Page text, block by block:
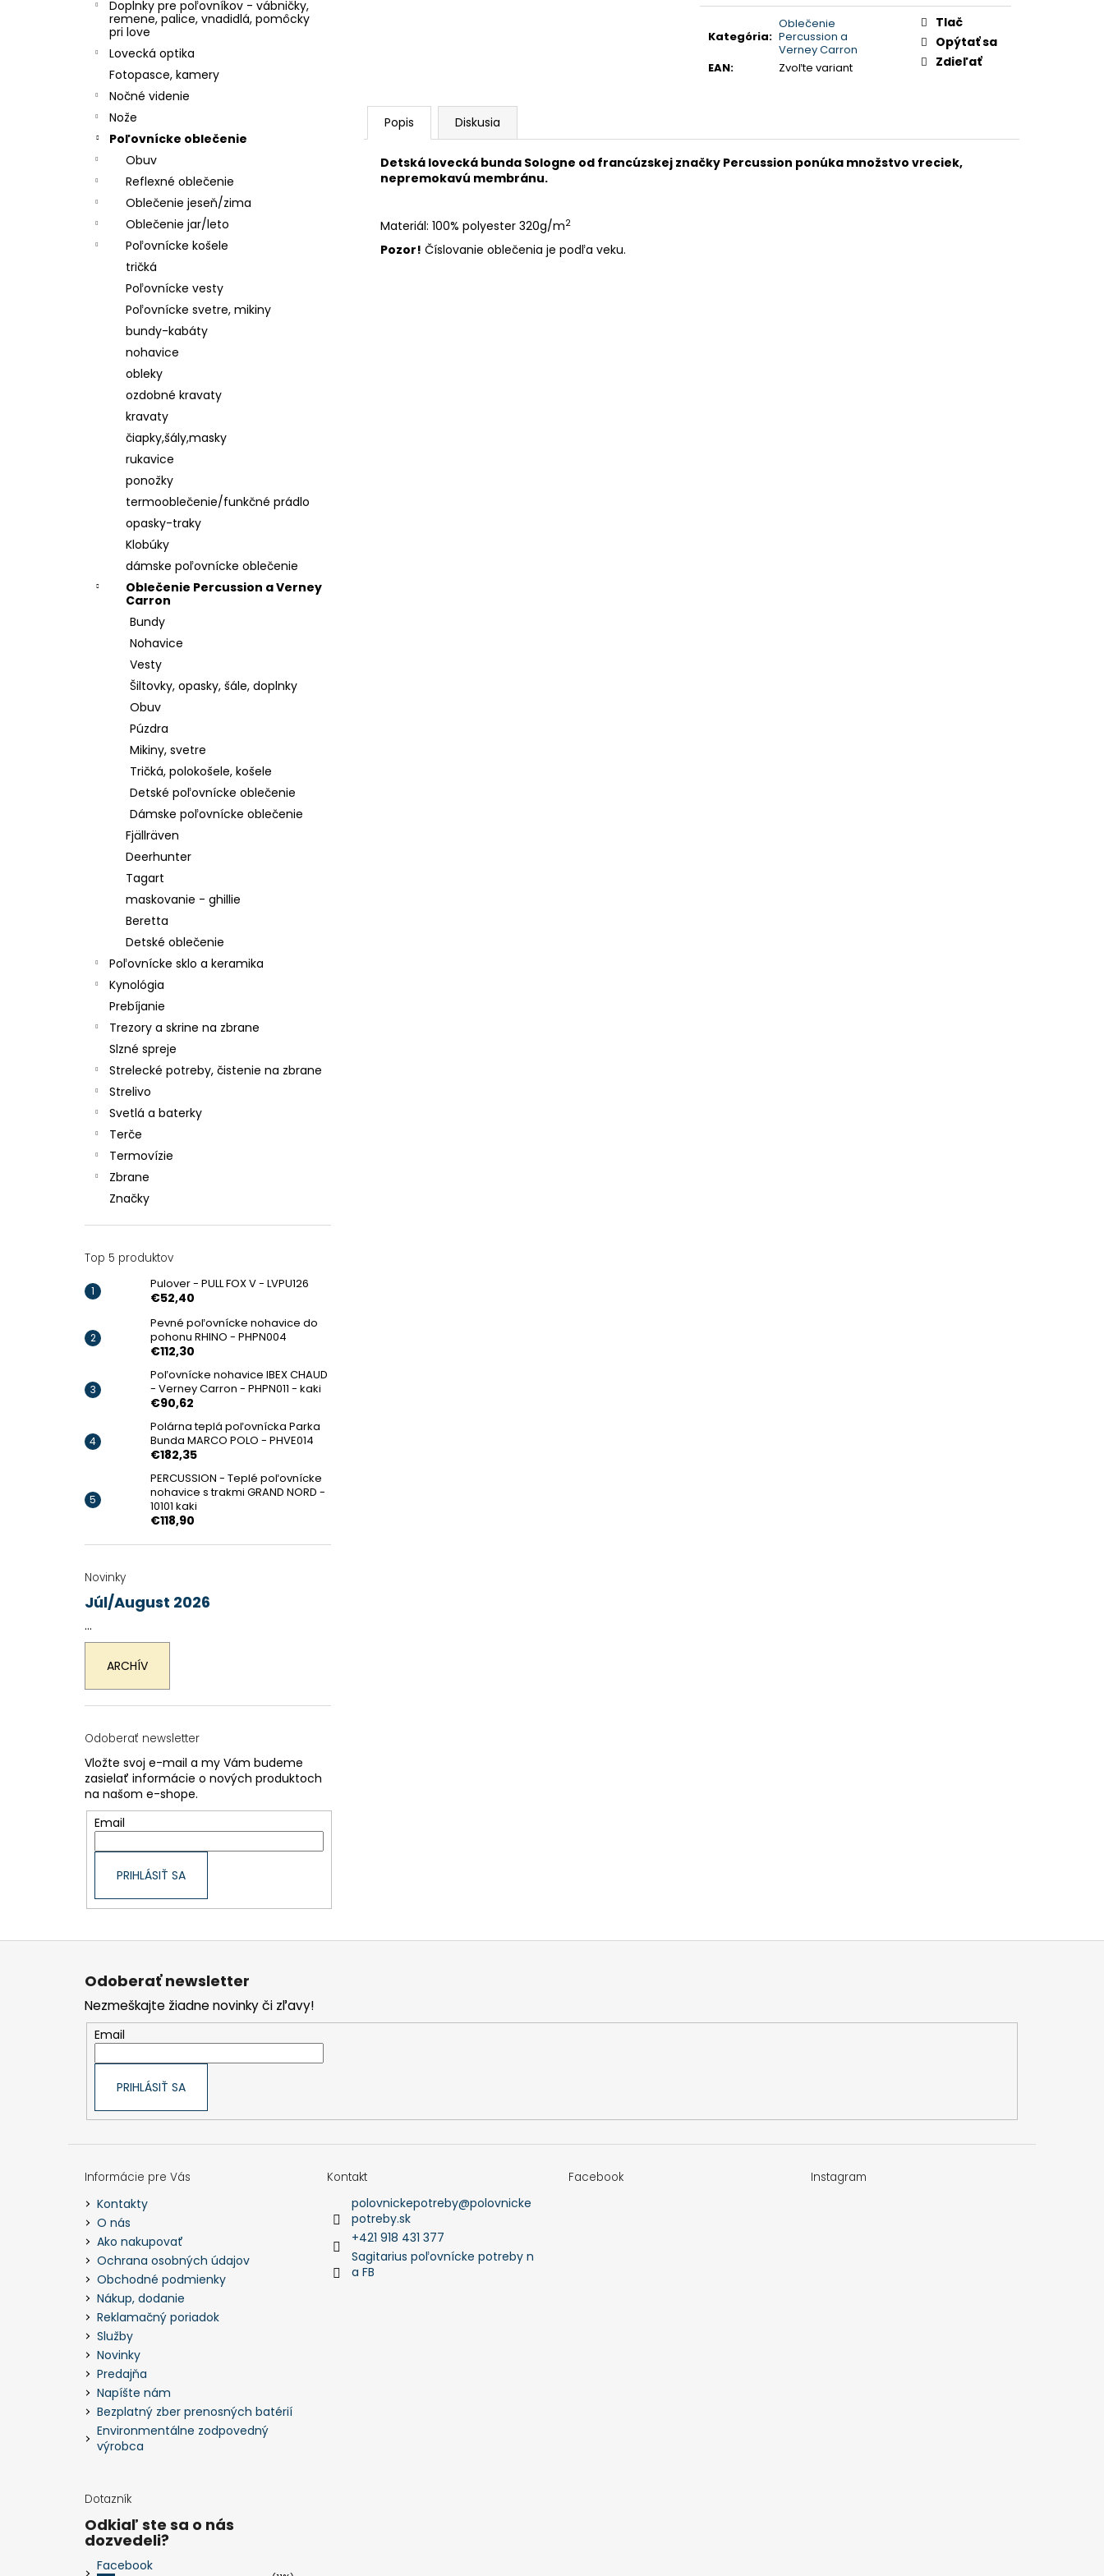
Doplnky pre poľovníkov - vábničky,
remene, palice, vnadidlá, pomôcky
pri love
Lovecká optika
Fotopasce, kamery
Nočné videnie
Nože
Poľovnícke oblečenie
Obuv
Reflexné oblečenie
Oblečenie jeseň/zima
Oblečenie jar/leto
Poľovnícke košele
tričká
Poľovnícke vesty
Poľovnícke svetre, mikiny
bundy-kabáty
nohavice
obleky
ozdobné kravaty
kravaty
čiapky,šály,masky
rukavice
ponožky
termooblečenie/funkčné prádlo
opasky-traky
Klobúky
dámske poľovnícke oblečenie
Oblečenie Percussion a Verney
Carron
Bundy
Nohavice
Vesty
Šiltovky, opasky, šále, doplnky
Obuv
Púzdra
Mikiny, svetre
Tričká, polokošele, košele
Detské poľovnícke oblečenie
Dámske poľovnícke oblečenie
Fjällräven
Deerhunter
Tagart
maskovanie - ghillie
Beretta
Detské oblečenie
Poľovnícke sklo a keramika
Kynológia
Prebíjanie
Trezory a skrine na zbrane
Slzné spreje
Strelecké potreby, čistenie na zbrane
Strelivo
Svetlá a baterky
Terče
Termovízie
Zbrane
Značky
Top 5 produktov
Pulover - PULL FOX V - LVPU126
€52,40
Pevné poľovnícke nohavice do
pohonu RHINO - PHPN004
€112,30
Poľovnícke nohavice IBEX CHAUD
- Verney Carron - PHPN011 - kaki
€90,62
Polárna teplá poľovnícka Parka
Bunda MARCO POLO - PHVE014
€182,35
PERCUSSION - Teplé poľovnícke
nohavice s trakmi GRAND NORD -
10101 kaki
€118,90
Novinky
Júl/August 2026
...
ARCHÍV
Odoberať newsletter
Vložte svoj e-mail a my Vám budeme
zasielať informácie o nových produktoch
na našom e-shope.
Email
PRIHLÁSIŤ SA
Kategória:
Oblečenie
Percussion a
Verney Carron
EAN: Zvoľte variant
Tlač
Opýtať sa
Zdieľať
Popis Diskusia
Detská lovecká bunda Sologne od francúzskej značky Percussion ponúka množstvo vreciek,
nepremokavú membránu.
Materiál: 100% polyester 320g/m2
Pozor! Číslovanie oblečenia je podľa veku.
Z
Odoberať newsletter
Nezmeškajte žiadne novinky či zľavy!
Email
PRIHLÁSIŤ SA
Informácie pre Vás
Kontakty
O nás
Ako nakupovať
Ochrana osobných údajov
Obchodné podmienky
Nákup, dodanie
Reklamačný poriadok
Služby
Novinky
Predajňa
Napíšte nám
Bezplatný zber prenosných batérií
Environmentálne zodpovedný
výrobca
Kontakt
polovnickepotreby@polovnicke
potreby.sk
+421 918 431 377
Sagitarius poľovnícke potreby n
a FB
Facebook Instagram
Dotazník
Odkiaľ ste sa o nás
dozvedeli?
Facebook